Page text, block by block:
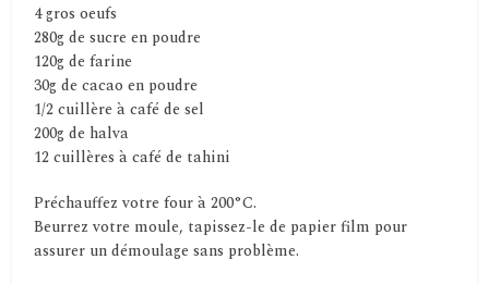
4 gros oeufs
280g de sucre en poudre
120g de farine
30g de cacao en poudre
1/2 cuillère à café de sel
200g de halva
12 cuillères à café de tahini
Préchauffez votre four à 200°C.
Beurrez votre moule, tapissez-le de papier film pour
assurer un démoulage sans problème.